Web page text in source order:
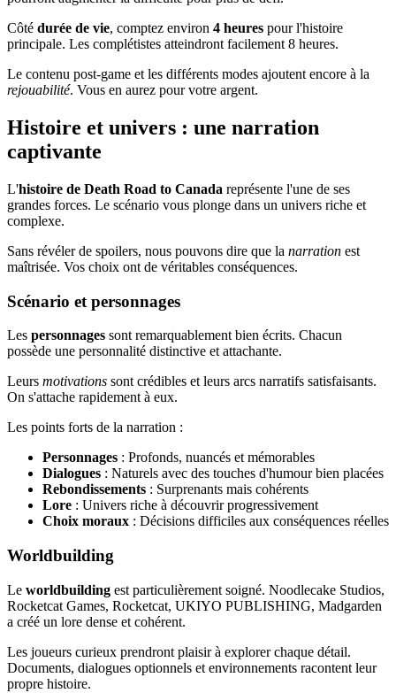
Côté durée de vie, comptez environ 4 heures pour l'histoire
principale. Les complétistes atteindront facilement 8 heures.
Le contenu post-game et les différents modes ajoutent encore à la
rejouabilité. Vous en aurez pour votre argent.
Histoire et univers : une narration
captivante
L'histoire de Death Road to Canada représente l'une de ses
grandes forces. Le scénario vous plonge dans un univers riche et
complexe.
Sans révéler de spoilers, nous pouvons dire que la narration est
maîtrisée. Vos choix ont de véritables conséquences.
Scénario et personnages
Les personnages sont remarquablement bien écrits. Chacun
possède une personnalité distinctive et attachante.
Leurs motivations sont crédibles et leurs arcs narratifs satisfaisants.
On s'attache rapidement à eux.
Les points forts de la narration :
Personnages : Profonds, nuancés et mémorables
Dialogues : Naturels avec des touches d'humour bien placées
Rebondissements : Surprenants mais cohérents
Lore : Univers riche à découvrir progressivement
Choix moraux : Décisions difficiles aux conséquences réelles
Worldbuilding
Le worldbuilding est particulièrement soigné. Noodlecake Studios,
Rocketcat Games, Rocketcat, UKIYO PUBLISHING, Madgarden
a créé un lore dense et cohérent.
Les joueurs curieux prendront plaisir à explorer chaque détail.
Documents, dialogues optionnels et environnements racontent leur
propre histoire.